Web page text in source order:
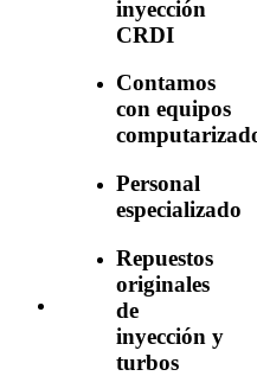
inyección
CRDI
Contamos
con equipos
Personal
especializado
Repuestos
originales
de
inyección y
turbos